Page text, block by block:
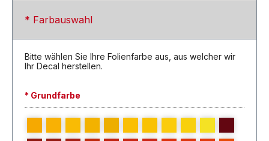
* Farbauswahl
Bitte wählen Sie Ihre Folienfarbe aus, aus welcher wir
Ihr Decal herstellen.
* Grundfarbe